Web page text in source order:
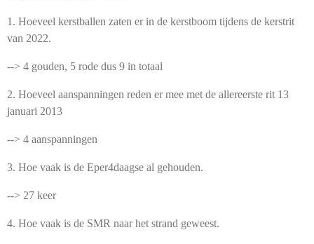
1. Hoeveel kerstballen zaten er in de kerstboom tijdens de kerstrit
van 2022.
--> 4 gouden, 5 rode dus 9 in totaal
2. Hoeveel aanspanningen reden er mee met de allereerste rit 13
januari 2013
--> 4 aanspanningen
3. Hoe vaak is de Eper4daagse al gehouden.
--> 27 keer
4. Hoe vaak is de SMR naar het strand geweest.